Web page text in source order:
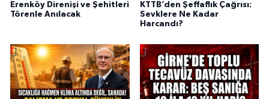
Erenköy Direnişi ve Şehitleri
Törenle Anılacak
KTTB’den Şeffaflık Çağrısı:
Sevklere Ne Kadar
Harcandı?